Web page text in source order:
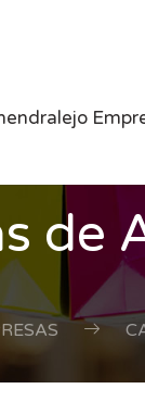
de